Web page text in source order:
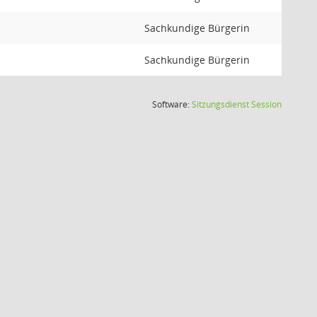
Sachkundige Bürgerin
Sachkundige Bürgerin
Software:SitzungsdienstSession(Wird in